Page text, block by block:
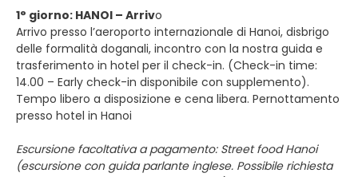
1° giorno: HANOI – Arrivo
Arrivo presso l’aeroporto internazionale di Hanoi, disbrigo
delle formalità doganali, incontro con la nostra guida e
trasferimento in hotel per il check-in. (Check-in time:
14.00 – Early check-in disponibile con supplemento).
Tempo libero a disposizione e cena libera. Pernottamento
presso hotel in Hanoi
Escursione facoltativa a pagamento: Street food Hanoi
(escursione con guida parlante inglese. Possibile richiesta